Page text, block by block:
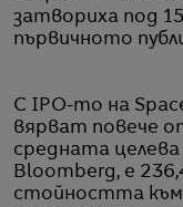
затвориха под
първичното
С IPO-то на
вярват повече
средната
Bloomberg, е
стойността към